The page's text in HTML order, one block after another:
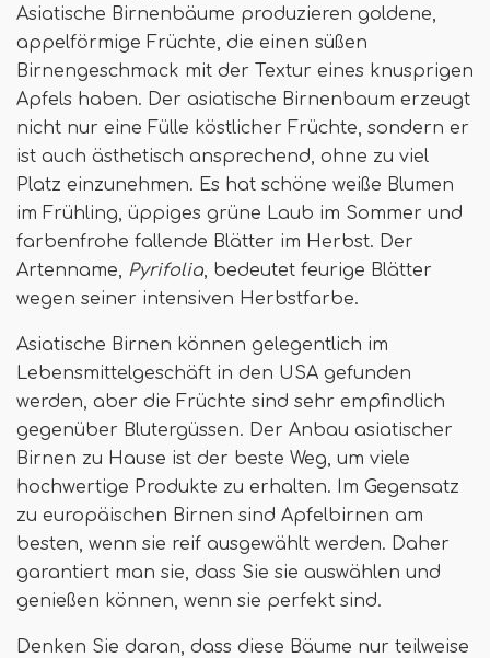
Asiatische Birnenbäume produzieren goldene,
appelförmige Früchte, die einen süßen
Birnengeschmack mit der Textur eines knusprigen
Apfels haben. Der asiatische Birnenbaum erzeugt
nicht nur eine Fülle köstlicher Früchte, sondern er
ist auch ästhetisch ansprechend, ohne zu viel
Platz einzunehmen. Es hat schöne weiße Blumen
im Frühling, üppiges grüne Laub im Sommer und
farbenfrohe fallende Blätter im Herbst. Der
Artenname, Pyrifolia, bedeutet feurige Blätter
wegen seiner intensiven Herbstfarbe.
Asiatische Birnen können gelegentlich im
Lebensmittelgeschäft in den USA gefunden
werden, aber die Früchte sind sehr empfindlich
gegenüber Blutergüssen. Der Anbau asiatischer
Birnen zu Hause ist der beste Weg, um viele
hochwertige Produkte zu erhalten. Im Gegensatz
zu europäischen Birnen sind Apfelbirnen am
besten, wenn sie reif ausgewählt werden. Daher
garantiert man sie, dass Sie sie auswählen und
genießen können, wenn sie perfekt sind.
Denken Sie daran, dass diese Bäume nur teilweise